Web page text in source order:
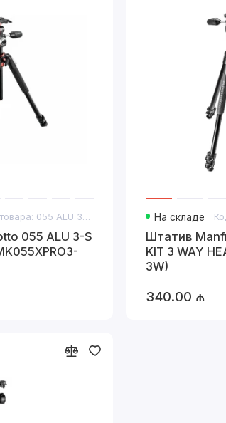
Код товара: 055 ALU 3-S KIT 3W HEAD
055 ALU 3-S
На складе
Штатив
KIT 3 WAY
3W)
340.00 ₼